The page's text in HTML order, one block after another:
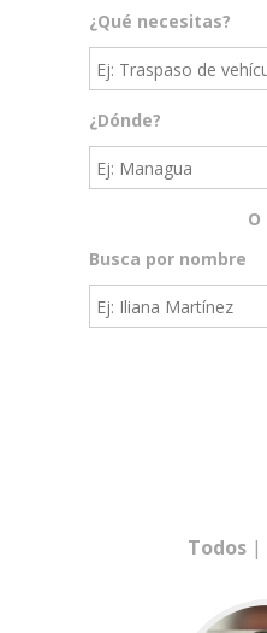
¿Qué necesitas?
¿Dónde?
O
Busca por nombre
Todos |